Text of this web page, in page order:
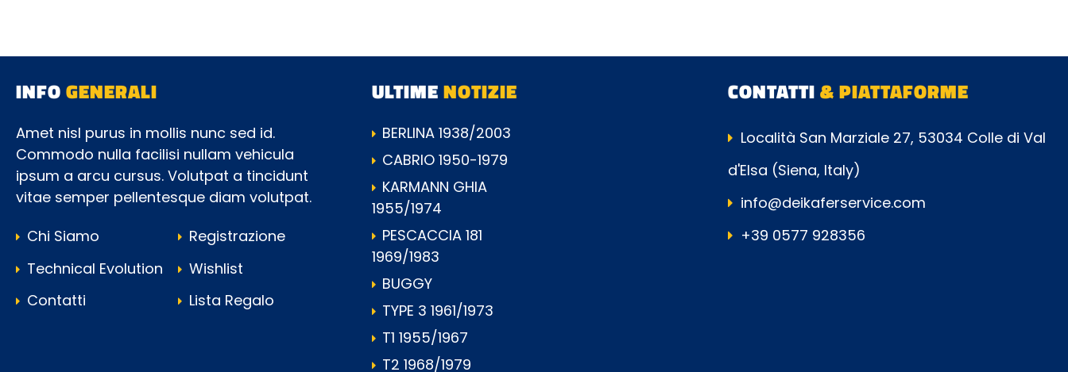
INFOGENERALI
Amet nisl purus in mollis nunc sed id.
Commodo nulla facilisi nullam vehicula
ipsum a arcu cursus. Volutpat a tincidunt
vitae semper pellentesque diam volutpat.
Chi Siamo
Technical Evolution
Contatti
Registrazione
Wishlist
Lista Regalo
ULTIMENOTIZIE
BERLINA 1938/2003
CABRIO 1950-1979
KARMANN GHIA
1955/1974
PESCACCIA 181
1969/1983
BUGGY
TYPE 3 1961/1973
T1 1955/1967
T2 1968/1979
CONTATTI& PIATTAFORME
Località San Marziale 27, 53034 Colle di Val
d'Elsa (Siena, Italy)
info@deikaferservice.com
+39 0577 928356